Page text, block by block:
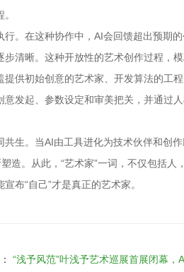
。在这种协作中，AI会回馈超出预期
清晰。这种开放性的艺术创作过程，
供初始创意的艺术家、开发算法的工
发起、参数设定和审美把关，并通过
生。当AI由工具进化为技术伙伴和创
造。从此，“艺术家”一词，不仅包括人
布“自己”才是真正的艺术家。
：“浅予风范”叶浅予艺术巡展首展闭幕，